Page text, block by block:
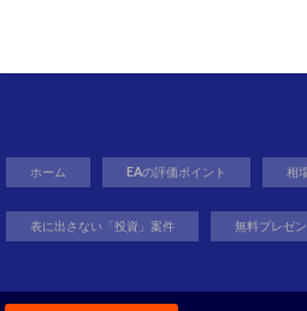
ホーム EAの評価ポイント 相
表に出さない「投資」案件 無料プレゼン